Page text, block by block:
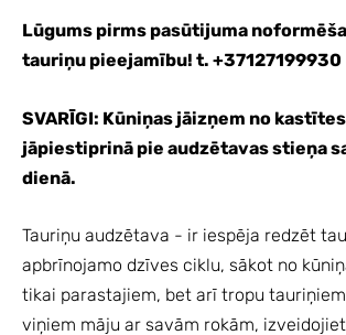
Lūgums pirms pasūtijuma
tauriņu pieejamību! t. +37127199930
SVARĪGI: Kūniņas jāizņem no
jāpiestiprinā pie audzētavas stieņa
dienā.
Tauriņu audzētava - ir iespēja redzēt
apbrīnojamo dzīves ciklu, sākot no
tikai parastajiem, bet arī tropu
viņiem māju ar savām rokām,